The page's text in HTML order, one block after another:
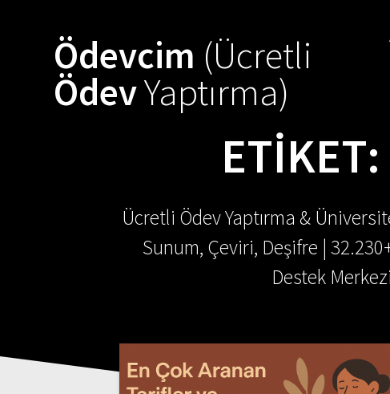
Ödevcim (Ücretli
ÖdevYaptırma)
ETIKET:
Ücretli Ödev Yaptırma &
Sunum, Çeviri, Deşifre |
Destek